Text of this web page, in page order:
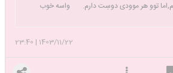
توو هر موودی دوسِت دارم. واسه خوب
1403/11/22
|
23:40